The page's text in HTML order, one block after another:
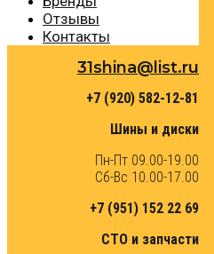
Отзывы
Контакты
31shina@list.ru
+7 (920) 582-12-81
Шины и диски
Пн-Пт 09.00-19.00
Сб-Вс 10.00-17.00
+7 (951) 152 22 69
СТО и запчасти